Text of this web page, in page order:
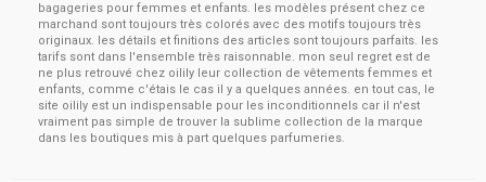
bagageries pour femmes et enfants. les modèles présent chez ce
marchand sont toujours très colorés avec des motifs toujours très
originaux. les détails et finitions des articles sont toujours parfaits. les
tarifs sont dans l'ensemble très raisonnable. mon seul regret est de
ne plus retrouvé chez oilily leur collection de vêtements femmes et
enfants, comme c'étais le cas il y a quelques années. en tout cas, le
site oilily est un indispensable pour les inconditionnels car il n'est
vraiment pas simple de trouver la sublime collection de la marque
dans les boutiques mis à part quelques parfumeries.